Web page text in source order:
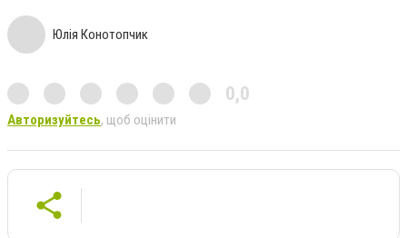
Юлія Конотопчик
0,0
Авторизуйтесь, щоб оцінити